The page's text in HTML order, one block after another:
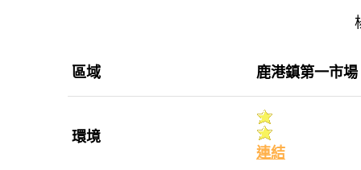
區域 鹿港鎮第一市場
環境
連結